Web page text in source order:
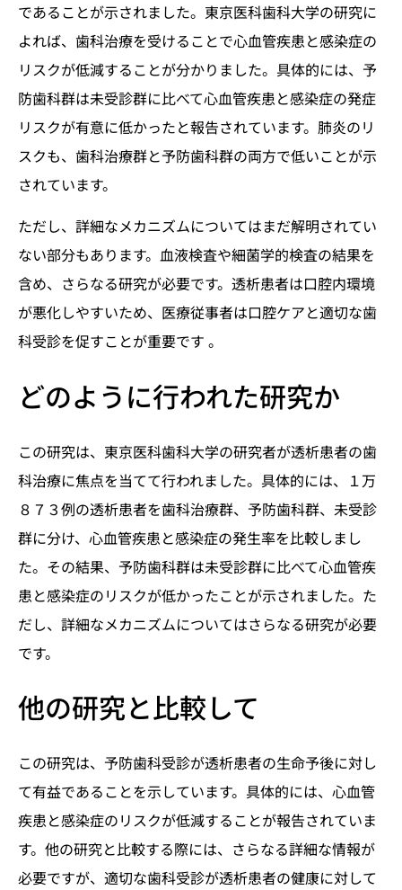
であることが示されました。東京医科歯科大学の研究に
よれば、歯科治療を受けることで心血管疾患と感染症の
リスクが低減することが分かりました。具体的には、予
防歯科群は未受診群に比べて心血管疾患と感染症の発症
リスクが有意に低かったと報告されています。肺炎のリ
スクも、歯科治療群と予防歯科群の両方で低いことが示
されています。
ただし、詳細なメカニズムについてはまだ解明されてい
ない部分もあります。血液検査や細菌学的検査の結果を
含め、さらなる研究が必要です。透析患者は口腔内環境
が悪化しやすいため、医療従事者は口腔ケアと適切な歯
科受診を促すことが重要です 。
どのように行われた研究か
この研究は、東京医科歯科大学の研究者が透析患者の歯
科治療に焦点を当てて行われました。具体的には、１万
８７３例の透析患者を歯科治療群、予防歯科群、未受診
群に分け、心血管疾患と感染症の発生率を比較しまし
た。その結果、予防歯科群は未受診群に比べて心血管疾
患と感染症のリスクが低かったことが示されました。た
だし、詳細なメカニズムについてはさらなる研究が必要
です。
他の研究と比較して
この研究は、予防歯科受診が透析患者の生命予後に対し
て有益であることを示しています。具体的には、心血管
疾患と感染症のリスクが低減することが報告されていま
す。他の研究と比較する際には、さらなる詳細な情報が
必要ですが、適切な歯科受診が透析患者の健康に対して